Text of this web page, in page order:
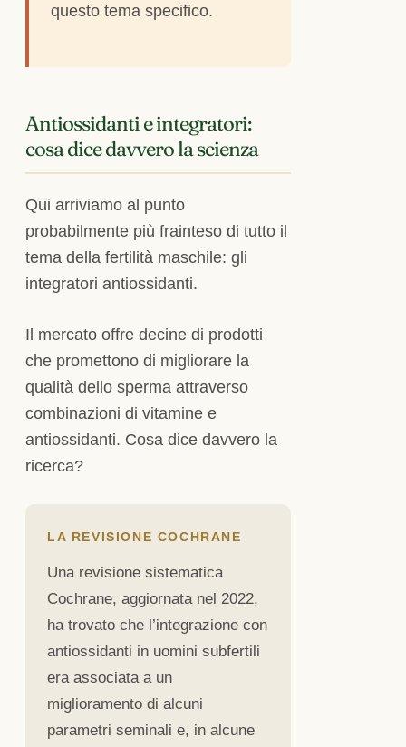
questo tema specifico.
Antiossidanti e integratori:
cosa dice davvero la scienza
Qui arriviamo al punto
probabilmente più frainteso di tutto il
tema della fertilità maschile: gli
integratori antiossidanti.
Il mercato offre decine di prodotti
che promettono di migliorare la
qualità dello sperma attraverso
combinazioni di vitamine e
antiossidanti. Cosa dice davvero la
ricerca?
LA REVISIONE COCHRANE
Una revisione sistematica
Cochrane, aggiornata nel 2022,
ha trovato che l’integrazione con
antiossidanti in uomini subfertili
era associata a un
miglioramento di alcuni
parametri seminali e, in alcune